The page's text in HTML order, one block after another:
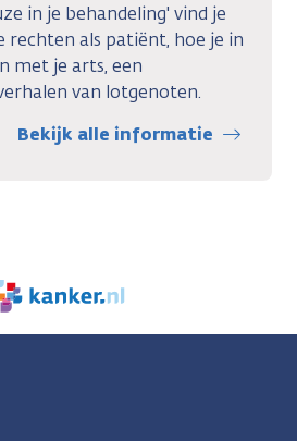
in je behandeling' vind je
als patiënt, hoe je in
met je arts, een
van lotgenoten.
Bekijk alle informatie
We
zijn